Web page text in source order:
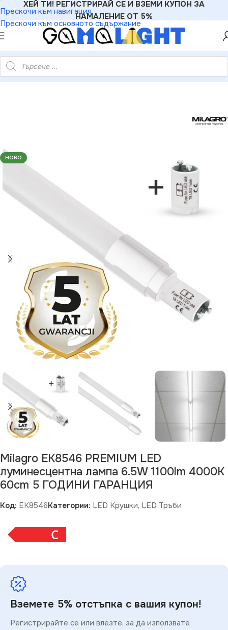
Прескочи към навигация
Прескочи към основното съдържание
ХЕЙ ТИ! РЕГИСТРИРАЙ СЕ И ВЗЕМИ КУПОН ЗА
НАМАЛЕНИЕ ОТ 5%
лампа 6.5W 1100lm 4000K 60cm 5 ГОДИНИ ГАРАНЦИЯ
НОВО
Milagro EK8546 PREMIUM LED
луминесцентна лампа 6.5W 1100lm 4000K
60cm 5 ГОДИНИ ГАРАНЦИЯ
Код: EK8546Категории: LED Крушки, LED Тръби
C
Вземете 5% отстъпка с вашия купон!
Регистрирайте се или влезте, за да използвате